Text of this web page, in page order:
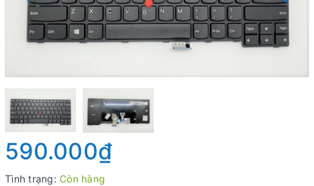
590.000₫
Tình trạng: Còn hàng